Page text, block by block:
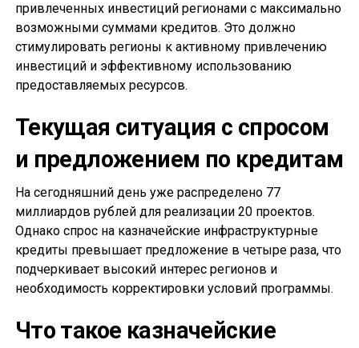
привлеченных инвестиций регионами с максимально
возможными суммами кредитов. Это должно
стимулировать регионы к активному привлечению
инвестиций и эффективному использованию
предоставляемых ресурсов.
Текущая ситуация с спросом
и предложением по кредитам
На сегодняшний день уже распределено 77
миллиардов рублей для реализации 20 проектов.
Однако спрос на казначейские инфраструктурные
кредиты превышает предложение в четыре раза, что
подчеркивает высокий интерес регионов и
необходимость корректировки условий программы.
Что такое казначейские